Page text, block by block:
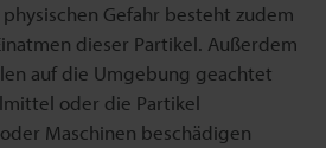
Gefahr besteht zudem
dieser Partikel. Außerdem
auf die Umgebung geachtet
oder die Partikel
Maschinen beschädigen